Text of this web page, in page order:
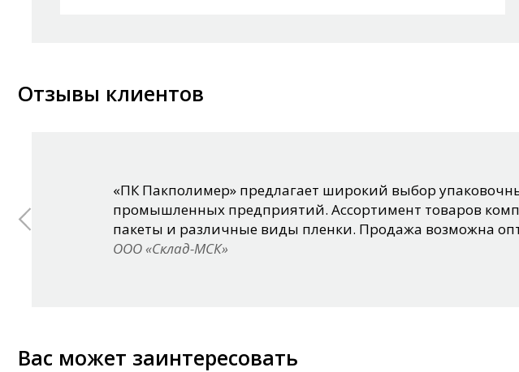
Отзывы клиентов
«ПК Пакполимер» предлагает широкий выбор
промышленных предприятий. Ассортимент товаров
пакеты и различные виды пленки. Продажа возможна
ООО «Склад-МСК»
Вас может заинтересовать